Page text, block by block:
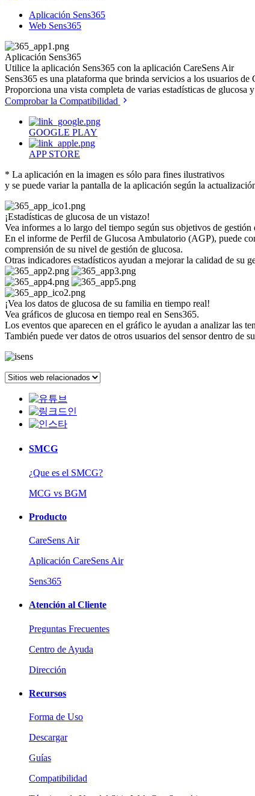
Aplicación Sens365
Web Sens365
Aplicación Sens365
Utilice la aplicación Sens365 con la aplicación CareSens Air
Sens365 es una plataforma que brinda servicios a los usuarios
Proporciona una vista completa de varias estadísticas de
Comprobar la Compatibilidad
GOOGLE PLAY
APP STORE
* La aplicación en la imagen es sólo para fines ilustrativos
y se puede variar la pantalla de la aplicación según la
¡Estadísticas de glucosa de un vistazo!
Vea informes a lo largo del tiempo según sus objetivos de gestión
En el informe de Perfil de Glucosa Ambulatorio (AGP), puede
comprensión de su nivel de gestión de glucosa.
Otras indicadores estadísticos ayudan a mejorar la calidad de su
¡Vea los datos de glucosa de su familia en tiempo real!
Vea gráficos de glucosa en tiempo real en Sens365.
Los eventos que aparecen en el gráfico le ayudan a analizar las
También puede ver datos de otros usuarios del sensor dentro de
SMCG
¿Que es el SMCG?
MCG vs BGM
Producto
CareSens Air
Aplicación CareSens Air
Sens365
Atención al Cliente
Preguntas Frecuentes
Centro de Ayuda
Dirección
Recursos
Forma de Uso
Descargar
Guías
Compatibilidad